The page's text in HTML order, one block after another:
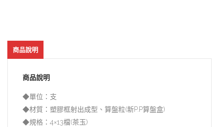
商品說明
商品說明
◆單位：支
◆材質：塑膠框射出成型、算盤粒(新P.P算盤盒)
◆規格：4×13檔(茶玉)